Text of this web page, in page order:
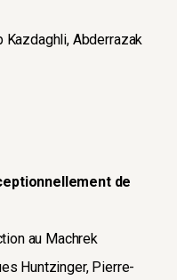
Kazdaghli, Abderrazak
de
au Machrek
Huntzinger, Pierre-